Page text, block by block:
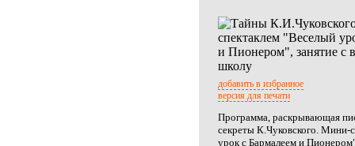
добавить в избранное
версия для печати
Программа, раскрывающая
секреты К.Чуковского. Мини-
урок с Бармалеем и